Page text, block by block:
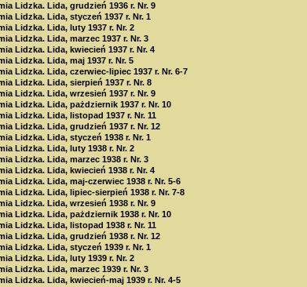
Lidzka. Lida, grudzień 1936 r. Nr. 9
Lidzka. Lida, styczeń 1937 r. Nr. 1
Lidzka. Lida, luty 1937 r. Nr. 2
Lidzka. Lida, marzec 1937 r. Nr. 3
Lidzka. Lida, kwiecień 1937 r. Nr. 4
Lidzka. Lida, maj 1937 r. Nr. 5
Lidzka. Lida, czerwiec-lipiec 1937 r. Nr. 6-7
Lidzka. Lida, sierpień 1937 r. Nr. 8
Lidzka. Lida, wrzesień 1937 r. Nr. 9
Lidzka. Lida, pażdziernik 1937 r. Nr. 10
Lidzka. Lida, listopad 1937 r. Nr. 11
Lidzka. Lida, grudzień 1937 r. Nr. 12
Lidzka. Lida, styczeń 1938 r. Nr. 1
Lidzka. Lida, luty 1938 r. Nr. 2
Lidzka. Lida, marzec 1938 r. Nr. 3
Lidzka. Lida, kwiecień 1938 r. Nr. 4
Lidzka. Lida, maj-czerwiec 1938 r. Nr. 5-6
Lidzka. Lida, lipiec-sierpień 1938 r. Nr. 7-8
Lidzka. Lida, wrzesień 1938 r. Nr. 9
Lidzka. Lida, pażdziernik 1938 r. Nr. 10
Lidzka. Lida, listopad 1938 r. Nr. 11
Lidzka. Lida, grudzień 1938 r. Nr. 12
Lidzka. Lida, styczeń 1939 r. Nr. 1
Lidzka. Lida, luty 1939 r. Nr. 2
Lidzka. Lida, marzec 1939 r. Nr. 3
Lidzka. Lida, kwiecień-maj 1939 r. Nr. 4-5